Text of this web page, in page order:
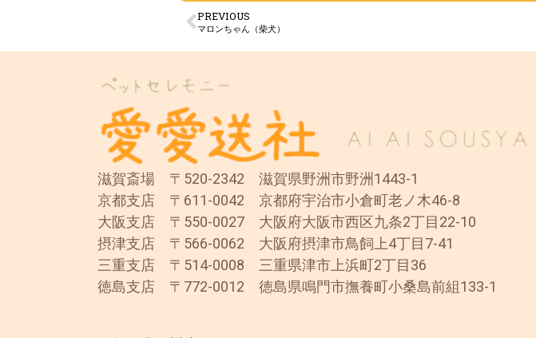
PREVIOUS
マロンちゃん（柴犬）
滋賀斎場 〒520-2342 滋賀県野洲市野洲1443-1
京都支店 〒611-0042 京都府宇治市小倉町老ノ木46-8
大阪支店 〒550-0027 大阪府大阪市西区九条2丁目22-10
摂津支店 〒566-0062 大阪府摂津市鳥飼上4丁目7-41
三重支店 〒514-0008 三重県津市上浜町2丁目36
徳島支店 〒772-0012 徳島県鳴門市撫養町小桑島前組133-1